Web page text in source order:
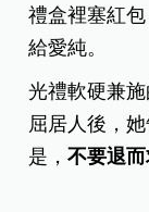
禮盒裡塞紅
給愛純。
光禮軟硬兼
屈居人後，
是，不要退